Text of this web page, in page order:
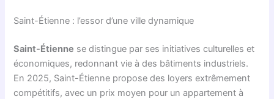
Saint-Étienne : l’essor d’une ville dynamique
Saint-Étienne se distingue par ses initiatives culturelles et
économiques, redonnant vie à des bâtiments industriels.
En 2025, Saint-Étienne propose des loyers extrêmement
compétitifs, avec un prix moyen pour un appartement à